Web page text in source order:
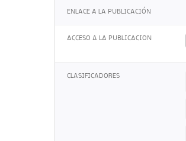
ENLACE A LA PUBLICACIÓN
ACCESO A LA PUBLICACION
CLASIFICADORES